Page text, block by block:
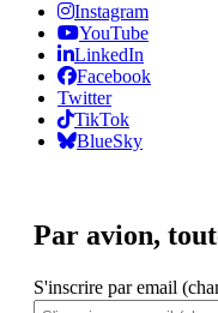
Instagram
YouTube
LinkedIn
Facebook
Twitter
TikTok
BlueSky
Par avion,
S'inscrire par email